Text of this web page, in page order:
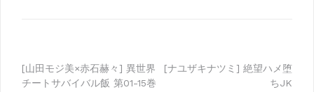
Post
[山田モジ美×赤石赫々] 異世界
チートサバイバル飯 第01-15巻
[ナユザキナツミ] 絶望ハメ堕
ちJK